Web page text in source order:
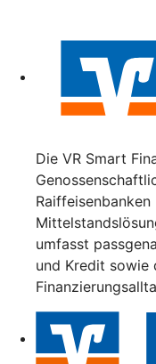
Die VR Smart
umfasst
und Kredit sowie